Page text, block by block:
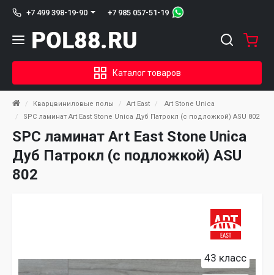
+7 499 398-19-90 +7 985 057-51-19
Каталог товаров
Кварцвиниловые полы Art East
Art Stone Unica
SPC ламинат Art East Stone Unica Дуб Патрокл (с подложкой) ASU 802
SPC ламинат Art East Stone Unica
Дуб Патрокл (с подложкой) ASU
802
43 класс